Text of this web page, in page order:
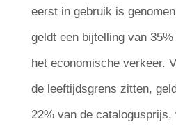
eerst in gebruik is
geldt een bijtelling van
het economische verkeer.
de leeftijdsgrens zitten,
22% van de